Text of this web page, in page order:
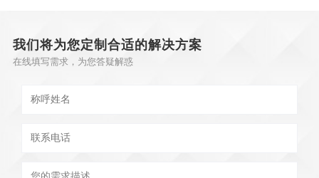
我们将为您定制合适的解决方案
在线填写需求，为您答疑解惑